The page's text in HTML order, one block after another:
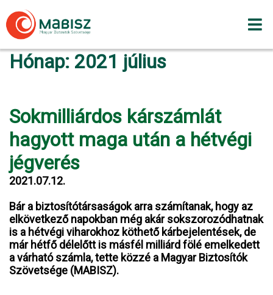
to
content
Hónap: 2021 július
Sokmilliárdos kárszámlát
hagyott maga után a hétvégi
jégverés
2021.07.12.
Bár a biztosítótársaságok arra számítanak, hogy az
elkövetkező napokban még akár sokszorozódhatnak
is a hétvégi viharokhoz köthető kárbejelentések, de
már hétfő délelőtt is másfél milliárd fölé emelkedett
a várható számla, tette közzé a Magyar Biztosítók
Szövetsége (MABISZ).